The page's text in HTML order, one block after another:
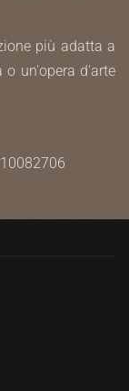
più adatta a
un'opera d'arte